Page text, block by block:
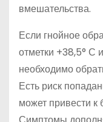
вмешательства.
Если гнойное
отметки +38,5° С
необходимо
Есть риск
может привести к